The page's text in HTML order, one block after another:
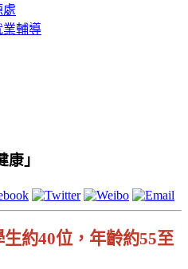
處
業輔導
」
生約40位，年齡約55至